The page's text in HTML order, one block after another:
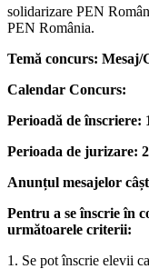
solidarizare PEN
PEN România.
Temă concurs: Mesaj/
Calendar Concurs:
Perioadă de înscriere:
Perioada de jurizare:
Anunțul mesajelor
Pentru a se înscrie în
următoarele criterii:
1. Se pot înscrie elevii